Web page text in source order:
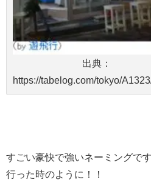
出典：
https://tabelog.com/tokyo/
すごい豪快で強いネーミングで
行った時のように！！